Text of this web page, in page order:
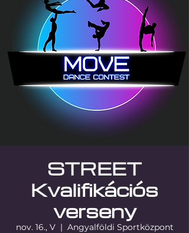
STREET
Kvalifikációs
verseny
nov. 16., V
  |
Angyalföldi Sportközpont